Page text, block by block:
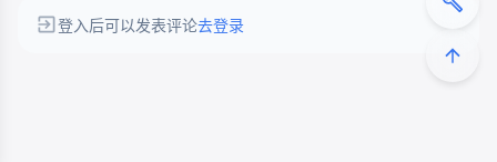
登入后可以发表评论去登录